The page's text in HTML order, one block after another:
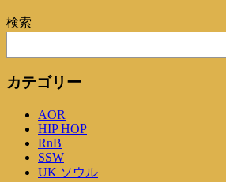
検索
カテゴリー
AOR
HIP HOP
RnB
SSW
UK ソウル